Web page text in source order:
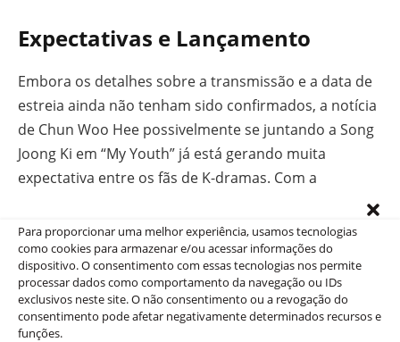
Para proporcionar uma melhor experiência, usamos tecnologias
como cookies para armazenar e/ou acessar informações do
dispositivo. O consentimento com essas tecnologias nos permite
processar dados como comportamento da navegação ou IDs
exclusivos neste site. O não consentimento ou a revogação do
consentimento pode afetar negativamente determinados recursos e
funções.
Expectativas e Lançamento
Embora os detalhes sobre a transmissão e a data de
estreia ainda não tenham sido confirmados, a notícia
de Chun Woo Hee possivelmente se juntando a Song
Joong Ki em “My Youth” já está gerando muita
expectativa entre os fãs de K-dramas. Com a
combinação de um elenco talentoso e uma equipe de
produção experiente, “My Youth” promete ser um
melodrama imperdível.
Não deixe de conferir:K-Dramas mais amados de
2024